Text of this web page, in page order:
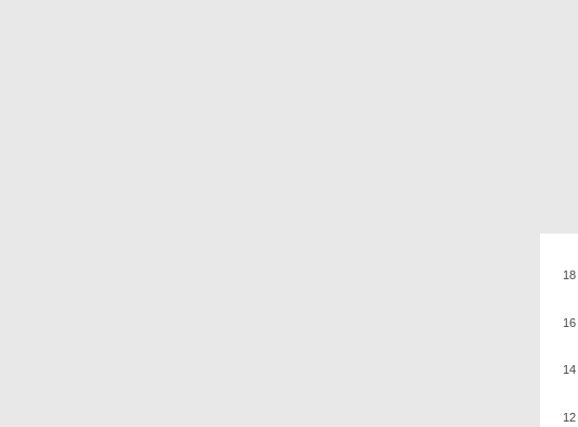
12
14
16
18